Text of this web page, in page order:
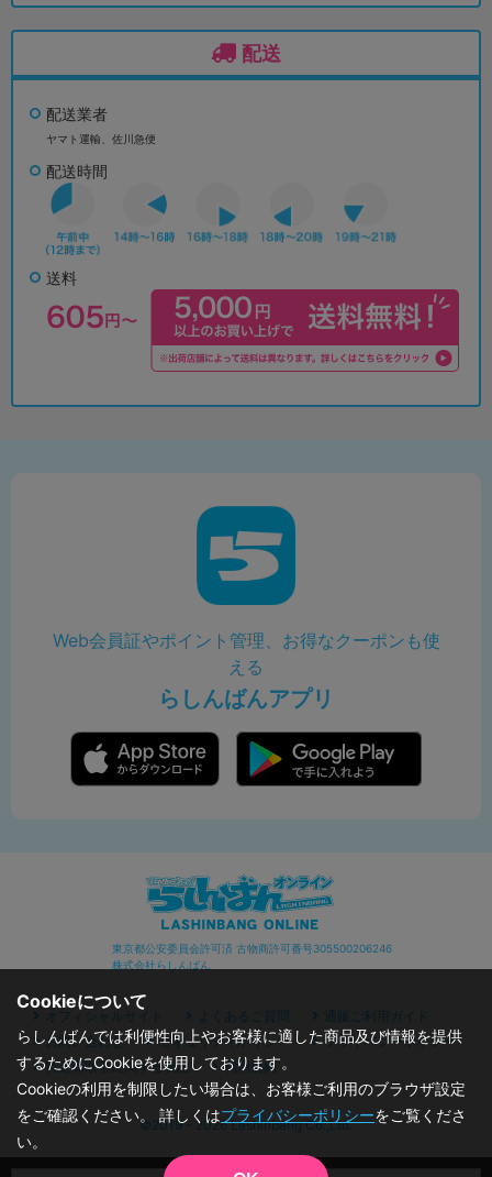
配送
配送業者
ヤマト運輸、佐川急便
配送時間
送料
Web会員証やポイント管理、お得なクーポンも使
える
らしんばんアプリ
東京都公安委員会許可済 古物商許可番号305500206246
株式会社らしんばん
オフィシャルサイト よくあるご質問
通販ご利用ガイド
お問い合わせ
セキュリティポリシー
プライバシーポリシー
特定商取引に関する表記
利用規約
©2019 - 2026 Lashinbang Co.,Ltd.
Cookieについて
らしんばんでは利便性向上やお客様に適した商品及び情報を提供
するためにCookieを使用しております。
Cookieの利用を制限したい場合は、お客様ご利用のブラウザ設定
をご確認ください。 詳しくはプライバシーポリシーをご覧くださ
い。